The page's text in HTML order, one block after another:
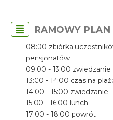
RAMOWY PLAN
08:00 zbiórka
pensjonatów
09:00 - 13:00 zwiedzanie
13:00 - 14:00 czas na
14:00 - 15:00 zwiedzanie
15:00 - 16:00 lunch
17:00 - 18:00 powrót